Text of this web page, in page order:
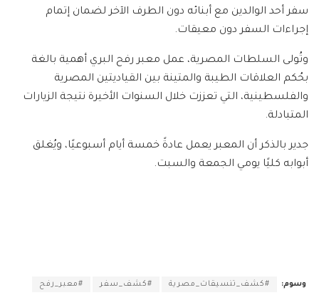
سفر أحد الوالدين مع أبنائه دون الطرف الآخر لضمان إتمام
إجراءات السفر دون معيقات.
وتُولى السلطات المصرية، عمل معبر رفح البري أهمية بالغة
بحُكم العلاقات الطيبة والمتينة بين القياديتين المصرية
والفلسطينية، التي تعززت خلال السنوات الأخيرة نتيجة الزيارات
المتبادلة.
جدير بالذكر أن المعبر يعمل عادةً خمسة أيام أسبوعيًا، ويُغلق
أبوابه كليًا يومي الجمعة والسبت.
وسوم: #كشف_تنسيقات_مصرية #كشف_سفر #معبر_رفح